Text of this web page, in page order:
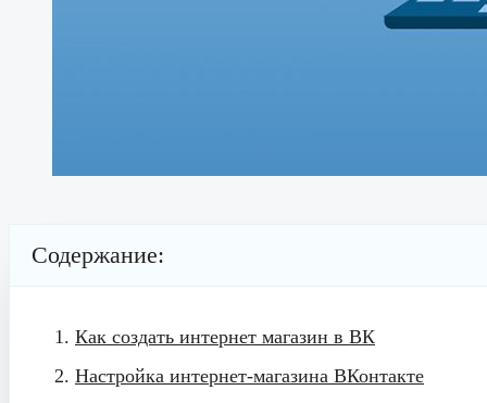
Содержание:
Как создать интернет магазин в ВК
Настройка интернет-магазина ВКонтакте